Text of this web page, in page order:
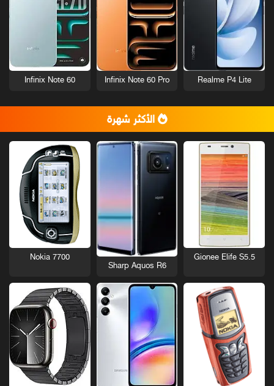
Realme P4 Lite
Infinix Note 60 Pro
Infinix Note 60
الأكثر شهرة
Gionee Elife S5.5
Sharp Aquos R6
Nokia 7700